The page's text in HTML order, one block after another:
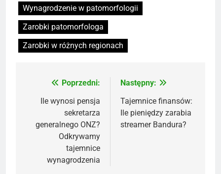
Wynagrodzenie w patomorfologii
Zarobki patomorfologa
Zarobki w różnych regionach
Nawigacja
wpisu
Poprzedni:
Ile wynosi pensja
sekretarza
generalnego ONZ?
Odkrywamy
tajemnice
wynagrodzenia
Następny:
Tajemnice finansów:
Ile pieniędzy zarabia
streamer Bandura?